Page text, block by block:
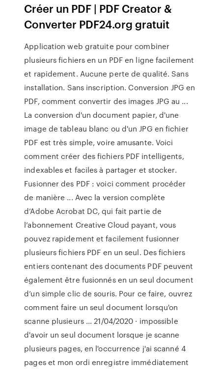
Créer un PDF | PDF Creator &
Converter PDF24.org gratuit
Application web gratuite pour combiner
plusieurs fichiers en un PDF en ligne facilement
et rapidement. Aucune perte de qualité. Sans
installation. Sans inscription. Conversion JPG en
PDF, comment convertir des images JPG au ...
La conversion d'un document papier, d'une
image de tableau blanc ou d'un JPG en fichier
PDF est très simple, voire amusante. Voici
comment créer des fichiers PDF intelligents,
indexables et faciles à partager et stocker.
Fusionner des PDF : voici comment procéder
de manière ... Avec la version complète
d’Adobe Acrobat DC, qui fait partie de
l’abonnement Creative Cloud payant, vous
pouvez rapidement et facilement fusionner
plusieurs fichiers PDF en un seul. Des fichiers
entiers contenant des documents PDF peuvent
également être fusionnés en un seul document
d’un simple clic de souris. Pour ce faire, ouvrez
comment faire un seul document lorsqu'on
scanne plusieurs ... 21/04/2020 · impossible
d'avoir un seul document lorsque je scanne
plusieurs pages, en l'occurrence j'ai scanné 4
pages et mon ordi enregistre immédiatement